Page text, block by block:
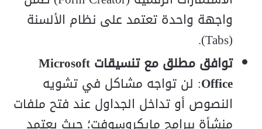
واجهة واحدة تعتمد على نظام الألسنة
(Tabs).
توافق مطلق مع تنسيقات Microsoft
Office: لن تواجه مشاكل في تشويه
النصوص أو تداخل الجداول عند فتح ملفات
منشأة ببرامج مايكروسوفت؛ حيث يعتمد